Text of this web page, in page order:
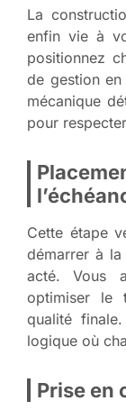
La
enfin vie à
positionnez
de gestion
mécanique
pour
Cette étape
démarrer à
acté. Vous
optimiser le
qualité
logique où
Prise en